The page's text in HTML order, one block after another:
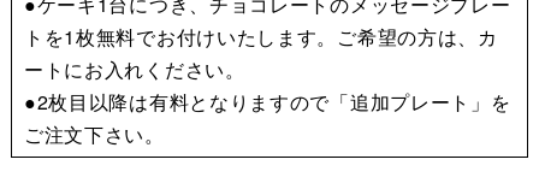
トを1枚無料でお付けいたします。 ご希望の方は、カ
ートにお入れください。
●2枚目以降は有料となりますので 「追加プレート」を
ご注文下さい。